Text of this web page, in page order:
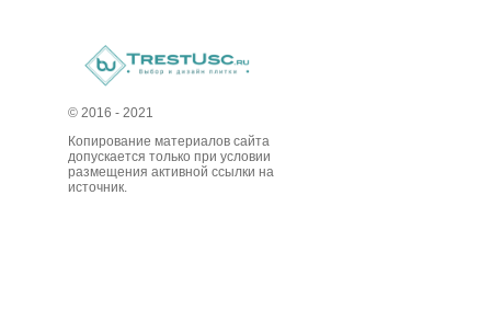
© 2016 - 2021
Копирование материалов сайта
допускается только при условии
размещения активной ссылки на
источник.